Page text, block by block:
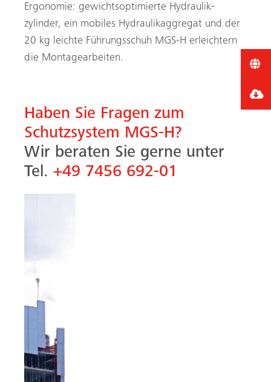
Ergonomie: gewichtsoptimierte Hydraulik­
zylinder, ein mobiles Hydraulikaggregat und der
20 kg leichte Führungsschuh MGS-H erleichtern
die Montagearbeiten.
Haben Sie Fragen zum
Schutzsystem MGS-H?
Wir beraten Sie gerne unter
Tel. +49 7456 692-01